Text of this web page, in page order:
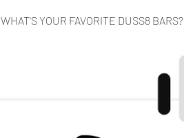
WHAT'S YOUR FAVORITE DUSS8 BARS?